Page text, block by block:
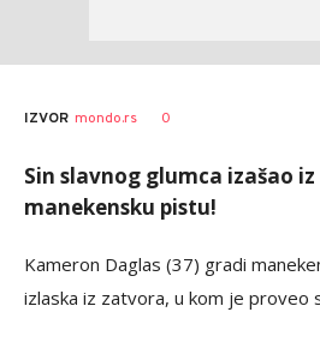
IZVOR mondo.rs 0
Sin slavnog glumca izašao
manekensku pistu!
Kameron Daglas (37) gradi
izlaska iz zatvora, u kom je proveo